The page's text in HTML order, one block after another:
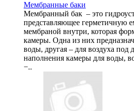
Мембранные баки
Мембранный бак – это
представляющее герметичную
мембраной внутри, которая
камеры. Одна из них
воды, другая – для воздуха под
наполнения камеры для воды,
−..